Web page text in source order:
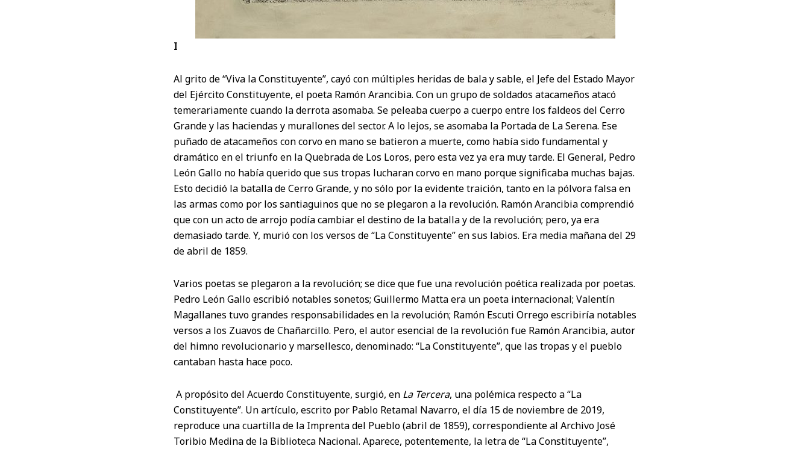
I
Al grito de “Viva la Constituyente”, cayó con múltiples heridas de bala y sable, el Jefe del Estado Mayor
del Ejército Constituyente, el poeta Ramón Arancibia. Con un grupo de soldados atacameños atacó
temerariamente cuando la derrota asomaba. Se peleaba cuerpo a cuerpo entre los faldeos del Cerro
Grande y las haciendas y murallones del sector. A lo lejos, se asomaba la Portada de La Serena. Ese
puñado de atacameños con corvo en mano se batieron a muerte, como había sido fundamental y
dramático en el triunfo en la Quebrada de Los Loros, pero esta vez ya era muy tarde. El General, Pedro
León Gallo no había querido que sus tropas lucharan corvo en mano porque significaba muchas bajas.
Esto decidió la batalla de Cerro Grande, y no sólo por la evidente traición, tanto en la pólvora falsa en
las armas como por los santiaguinos que no se plegaron a la revolución. Ramón Arancibia comprendió
que con un acto de arrojo podía cambiar el destino de la batalla y de la revolución; pero, ya era
demasiado tarde. Y, murió con los versos de “La Constituyente” en sus labios. Era media mañana del 29
de abril de 1859.
Varios poetas se plegaron a la revolución; se dice que fue una revolución poética realizada por poetas.
Pedro León Gallo escribió notables sonetos; Guillermo Matta era un poeta internacional; Valentín
Magallanes tuvo grandes responsabilidades en la revolución; Ramón Escuti Orrego escribiría notables
versos a los Zuavos de Chañarcillo. Pero, el autor esencial de la revolución fue Ramón Arancibia, autor
del himno revolucionario y marsellesco, denominado: “La Constituyente”, que las tropas y el pueblo
cantaban hasta hace poco.
A propósito del Acuerdo Constituyente, surgió, en La Tercera, una polémica respecto a “La
Constituyente”. Un artículo, escrito por Pablo Retamal Navarro, el día 15 de noviembre de 2019,
reproduce una cuartilla de la Imprenta del Pueblo (abril de 1859), correspondiente al Archivo José
Toribio Medina de la Biblioteca Nacional. Aparece, potentemente, la letra de “La Constituyente”,